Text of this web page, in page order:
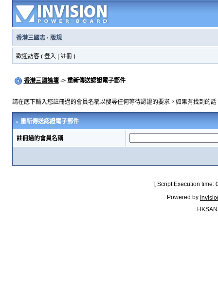
香港三國志· 版規
歡迎訪客 ( 登入 註冊)
香港三國論壇-> 重新傳送認證電子郵件
請在底下輸入您註冊過的會員名稱以搜尋任何等待認證的要求。如果有找到的
重新傳送認證電子郵件
註冊過的會員名稱
[ Script Execution
Powered by